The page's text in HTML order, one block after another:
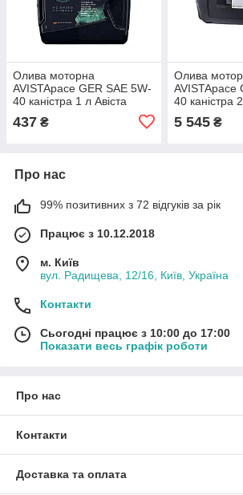
Олива моторна
AVISTApace GER SAE 5W-
40 каністра 1 л Авіста
Пейс Гер 5в40 Авіста Пейс
Гер 5в40
437 ₴
Олива
AVISTApace
40 каністра
Пейс Гер
Гер 5в40
5 545₴
Про нас
99% позитивних з 72 відгуків за рік
Працює з 10.12.2018
м. Київ
вул. Радищева, 12/16, Київ, Україна
Контакти
Сьогодні працює з 10:00 до 17:00
Показати весь графік роботи
Про нас
Контакти
Доставка та оплата